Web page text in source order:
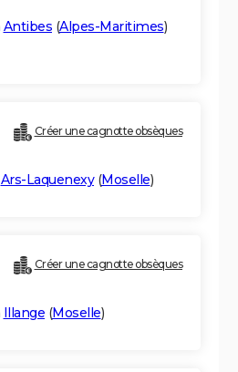
Antibes (Alpes-Maritimes)
Créer une cagnotte obsèques
Ars-Laquenexy(Moselle)
Créer une cagnotte obsèques
Illange (Moselle)